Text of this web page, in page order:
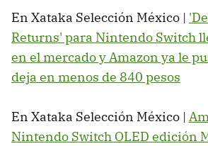
En Xataka Selección México |
Returns' para Nintendo Switch
en el mercado y Amazon ya le
deja en menos de 840 pesos
En Xataka Selección México |
Nintendo Switch OLED edición